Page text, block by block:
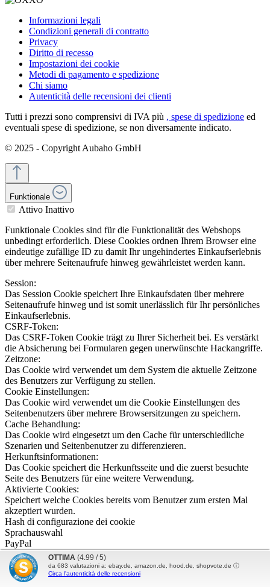
Informazioni legali
Condizioni generali di contratto
Privacy
Diritto di recesso
Impostazioni dei cookie
Metodi di pagamento e spedizione
Chi siamo
Autenticità delle recensioni dei clienti
Tutti i prezzi sono comprensivi di IVA più , spese di spedizione ed
eventuali spese di spedizione, se non diversamente indicato.
© 2025 - Copyright Aubaho GmbH
Funktionale
Attivo Inattivo
Funktionale Cookies sind für die Funktionalität des Webshops
unbedingt erforderlich. Diese Cookies ordnen Ihrem Browser eine
eindeutige zufällige ID zu damit Ihr ungehindertes Einkaufserlebnis
über mehrere Seitenaufrufe hinweg gewährleistet werden kann.
Session:
Das Session Cookie speichert Ihre Einkaufsdaten über mehrere
Seitenaufrufe hinweg und ist somit unerlässlich für Ihr persönliches
Einkaufserlebnis.
CSRF-Token:
Das CSRF-Token Cookie trägt zu Ihrer Sicherheit bei. Es verstärkt
die Absicherung bei Formularen gegen unerwünschte Hackangriffe.
Zeitzone:
Das Cookie wird verwendet um dem System die aktuelle Zeitzone
des Benutzers zur Verfügung zu stellen.
Cookie Einstellungen:
Das Cookie wird verwendet um die Cookie Einstellungen des
Seitenbenutzers über mehrere Browsersitzungen zu speichern.
Cache Behandlung:
Das Cookie wird eingesetzt um den Cache für unterschiedliche
Szenarien und Seitenbenutzer zu differenzieren.
Herkunftsinformationen:
Das Cookie speichert die Herkunftsseite und die zuerst besuchte
Seite des Benutzers für eine weitere Verwendung.
Aktivierte Cookies:
Speichert welche Cookies bereits vom Benutzer zum ersten Mal
akzeptiert wurden.
Hash di configurazione dei cookie
Sprachauswahl
PayPal
Google Pay
Tracking
OTTIMA (4.99 / 5)
da 683 valutazioni a: ebay.de, amazon.de, hood.de, shopvote.de ⓘ
Circa l'autenticità delle recensioni